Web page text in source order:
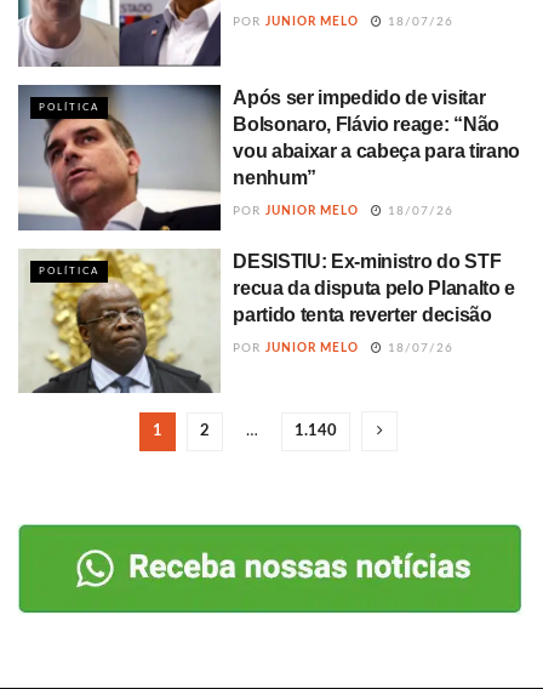
POR JUNIOR MELO 18/07/26
POLÍTICA
Após ser impedido de visitar
Bolsonaro, Flávio reage: “Não
vou abaixar a cabeça para tirano
nenhum”
POR JUNIOR MELO 18/07/26
POLÍTICA
DESISTIU: Ex-ministro do STF
recua da disputa pelo Planalto e
partido tenta reverter decisão
POR JUNIOR MELO 18/07/26
1 2 … 1.140